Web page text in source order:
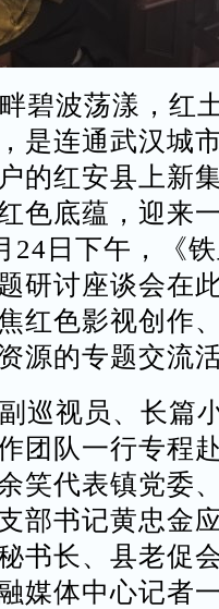
碧波荡漾，红
是连通武汉城
的红安县上新
色底蕴，迎来
24日下午，《
研讨座谈会在
红色影视创作
源的专题交流
巡视员、长篇
团队一行专程
笑代表镇党委
部书记黄忠金
书长、县老促
媒体中心记者